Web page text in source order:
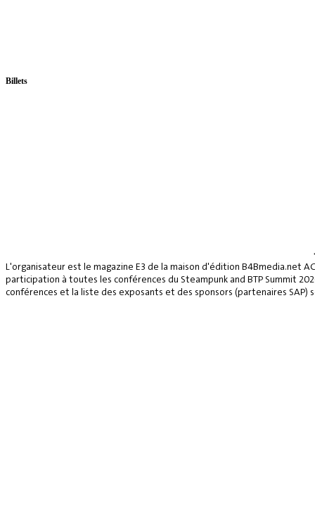
Billets
L'organisateur est le magazine E3 de la maison d'édition B4Bmedia.net
participation à toutes les conférences du Steampunk and BTP Summit
conférences et la liste des exposants et des sponsors (partenaires